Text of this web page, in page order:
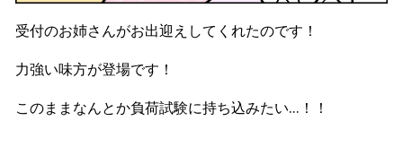
受付のお姉さんがお出迎えしてくれたのです！
力強い味方が登場です！
このままなんとか負荷試験に持ち込みたい…！！